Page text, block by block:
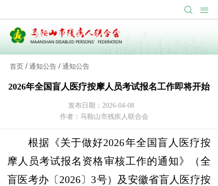
首页 / 通知公告 / 通知公告
2026年全国盲人医疗按摩人员考试报名工作即将开始
发布日期：2026-04-08
作者：马鞍山市残疾人联合会
根据《关于做好2026年全国盲人医疗按
摩人员考试报名资格审核工作的通知》（全
盲医考办〔 2026〕 3号）及安徽省盲人医疗按